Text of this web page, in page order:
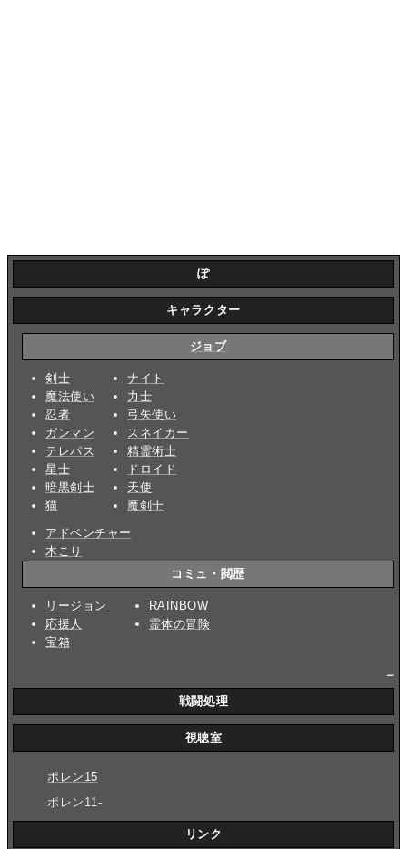
ぽ
キャラクター
ジョブ
剣士
魔法使い
忍者
ガンマン
テレパス
星士
暗黒剣士
猫
ナイト
力士
弓矢使い
スネイカー
精霊術士
ドロイド
天使
魔剣士
アドベンチャー
木こり
コミュ・閲歴
リージョン
応援人
宝箱
RAINBOW
霊体の冒険
戦闘処理
視聴室
ポレン15
ポレン11-
リンク